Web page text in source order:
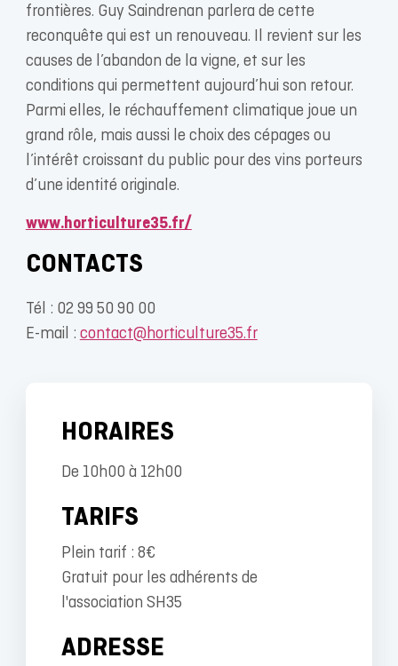
frontières. Guy Saindrenan parlera de cette
reconquête qui est un renouveau. Il revient sur les
causes de l’abandon de la vigne, et sur les
conditions qui permettent aujourd’hui son retour.
Parmi elles, le réchauffement climatique joue un
grand rôle, mais aussi le choix des cépages ou
l’intérêt croissant du public pour des vins porteurs
d’une identité originale.
www.horticulture35.fr/
CONTACTS
Tél : 02 99 50 90 00
E-mail : contact@horticulture35.fr
HORAIRES
De 10h00 à 12h00
TARIFS
Plein tarif : 8€
Gratuit pour les adhérents de
l'association SH35
ADRESSE